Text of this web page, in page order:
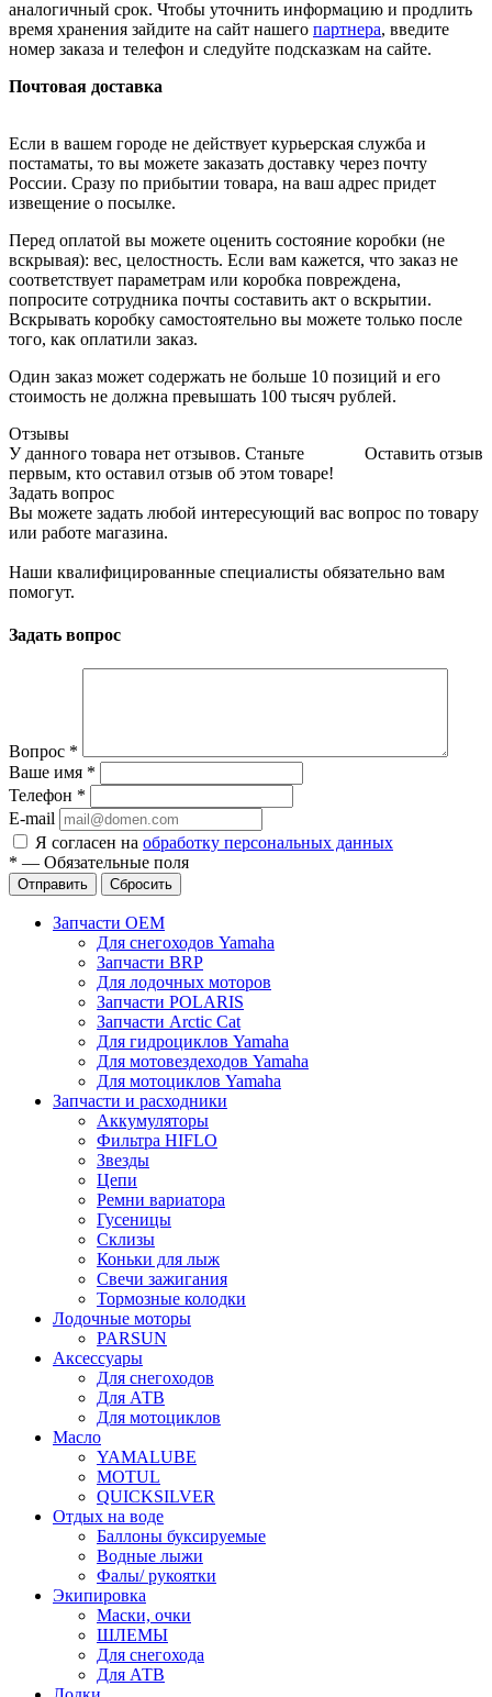
аналогичный срок. Чтобы уточнить информацию и продлить
время хранения зайдите на сайт нашего партнера, введите
номер заказа и телефон и следуйте подсказкам на сайте.
Почтовая доставка
Если в вашем городе не действует курьерская служба и
постаматы, то вы можете заказать доставку через почту
России. Сразу по прибытии товара, на ваш адрес придет
извещение о посылке.
Перед оплатой вы можете оценить состояние коробки (не
вскрывая): вес, целостность. Если вам кажется, что заказ не
соответствует параметрам или коробка повреждена,
попросите сотрудника почты составить акт о вскрытии.
Вскрывать коробку самостоятельно вы можете только после
того, как оплатили заказ.
Один заказ может содержать не больше 10 позиций и его
стоимость не должна превышать 100 тысяч рублей.
Отзывы
Оставить отзыв
У данного товара нет отзывов. Станьте
первым, кто оставил отзыв об этом товаре!
Задать вопрос
Вы можете задать любой интересующий вас вопрос по товару
или работе магазина.
Наши квалифицированные специалисты обязательно вам
помогут.
Задать вопрос
Вопрос *
Ваше имя *
Телефон *
E-mail
Я согласен на обработку персональных данных
* — Обязательные поля
Отправить Сбросить
Запчасти OEM
Для снегоходов Yamaha
Запчасти BRP
Для лодочных моторов
Запчасти POLARIS
Запчасти Arctic Cat
Для гидроциклов Yamaha
Для мотовездеходов Yamaha
Для мотоциклов Yamaha
Запчасти и расходники
Аккумуляторы
Фильтра HIFLO
Звезды
Цепи
Ремни вариатора
Гусеницы
Склизы
Коньки для лыж
Свечи зажигания
Тормозные колодки
Лодочные моторы
PARSUN
Аксессуары
Для снегоходов
Для АТВ
Для мотоциклов
Масло
YAMALUBE
MOTUL
QUICKSILVER
Отдых на воде
Баллоны буксируемые
Водные лыжи
Фалы/ рукоятки
Экипировка
Маски, очки
ШЛЕМЫ
Для снегохода
Для АТВ